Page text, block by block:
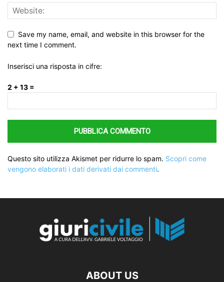
Save my name, email, and website in this browser for the
next time I comment.
Inserisci una risposta in cifre:
2 + 13 =
Questo sito utilizza Akismet per ridurre lo spam. Scopri come
vengono elaborati i dati derivati dai commenti.
ABOUT US